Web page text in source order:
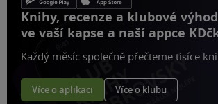
Knihy, recenze a klubové
ve vaší kapse a naší appce
Každý měsíc společně přečteme tisíce
Více o aplikaci Více o klubu